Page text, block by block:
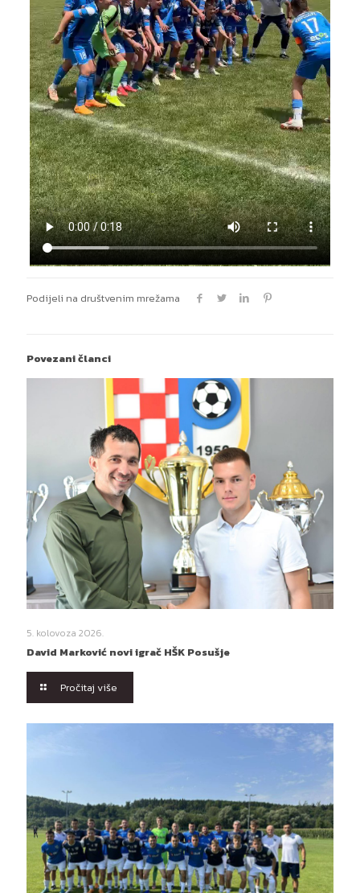
Podijeli na društvenim mrežama
Povezani članci
5. kolovoza 2026.
David Marković novi igrač HŠK Posušje
Pročitaj više